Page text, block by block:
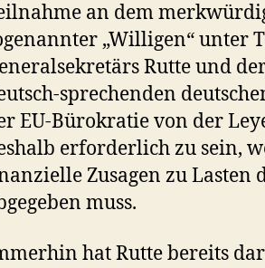
an dem
„Willigen“ unter
Rutte und
sprechenden
EU-Bürokratie von der
erforderlich zu sein,
Zusagen zu Lasten
muss.
hat Rutte bereits